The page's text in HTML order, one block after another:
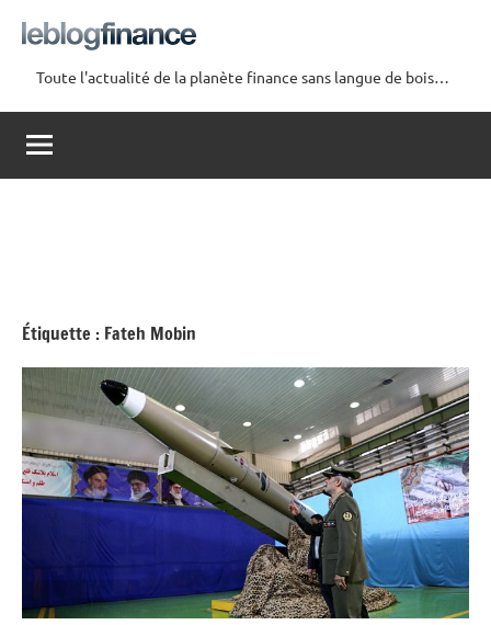
contenu
Le
Blog
Finance
Toute l'actualité de la planète finance sans langue de bois…
Étiquette : Fateh Mobin